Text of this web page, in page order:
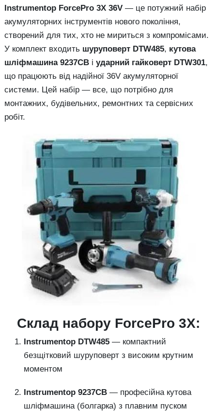
Instrumentop ForcePro 3X 36V — це потужний набір
акумуляторних інструментів нового покоління,
створений для тих, хто не мириться з компромісами.
У комплект входить шуруповерт DTW485, кутова
шліфмашина 9237CB і ударний гайковерт DTW301,
що працюють від надійної 36V акумуляторної
системи. Цей набір — все, що потрібно для
монтажних, будівельних, ремонтних та сервісних
робіт.
Склад набору ForcePro 3X:
Instrumentop DTW485 — компактний
безщітковий шуруповерт з високим крутним
моментом
Instrumentop 9237CB — професійна кутова
шліфмашина (болгарка) з плавним пуском